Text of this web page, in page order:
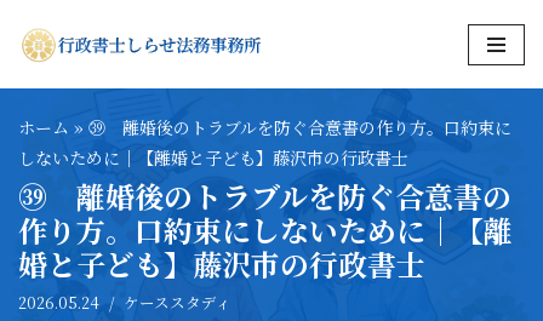
コ
ン
テ
ン
ツ
へ
ス
キ
ッ
ホーム » ㊴ 離婚後のトラブルを防ぐ合意書の作り方。口約束に
しないために｜【離婚と子ども】藤沢市の行政書士
㊴ 離婚後のトラブルを防ぐ合意書の
作り方。口約束にしないために｜【離
婚と子ども】藤沢市の行政書士
2026.05.24 ケーススタディ